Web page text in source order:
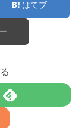
はてブ